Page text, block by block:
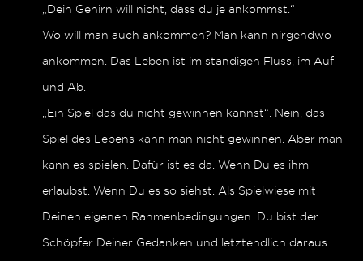
„Dein Gehirn will nicht, dass du je ankommst.“
Wo will man auch ankommen? Man kann nirgendwo
ankommen. Das Leben ist im ständigen Fluss, im Auf
und Ab.
„Ein Spiel das du nicht gewinnen kannst“. Nein, das
Spiel des Lebens kann man nicht gewinnen. Aber man
kann es spielen. Dafür ist es da. Wenn Du es ihm
erlaubst. Wenn Du es so siehst. Als Spielwiese mit
Deinen eigenen Rahmenbedingungen. Du bist der
Schöpfer Deiner Gedanken und letztendlich daraus